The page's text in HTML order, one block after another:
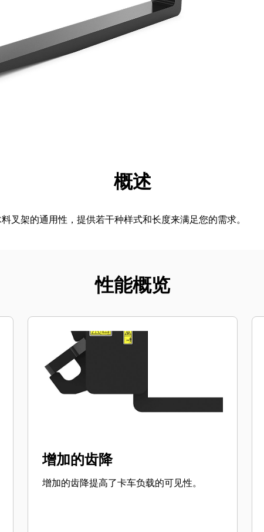
展示
概述
叉架的通用性，提供若干种样式和长度来满足您的需求。
性能概览
增加的齿降
增加的齿降提高了卡车负载的可见性。